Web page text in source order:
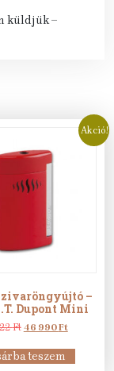
küldjük –
Akció!
–
Dupont Mini
Ft Original
was:
63
46 990FtCurrent
is:
46
teszem